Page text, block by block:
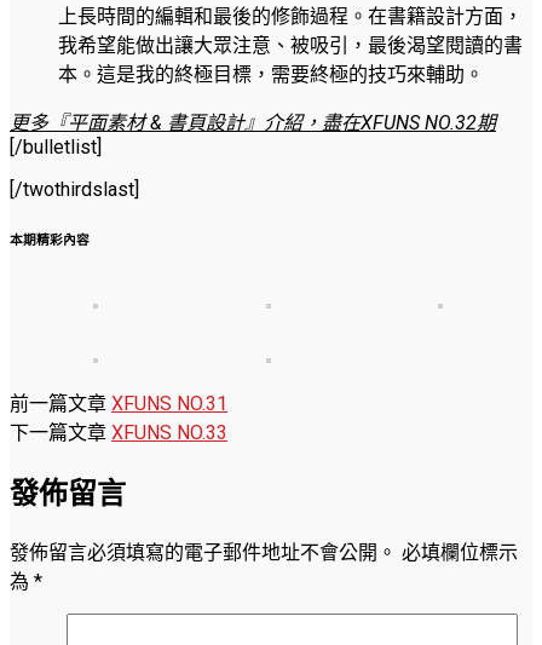
上長時間的編輯和最後的修飾過程。在書籍設計方面，
我希望能做出讓大眾注意、被吸引，最後渴望閱讀的書
本。這是我的終極目標，需要終極的技巧來輔助。
更多『平面素材 & 書頁設計』介紹，盡在XFUNS NO.32期
[/bulletlist]
[/twothirdslast]
本期精彩內容
前一篇文章 XFUNS NO.31
下一篇文章 XFUNS NO.33
發佈留言
發佈留言必須填寫的電子郵件地址不會公開。 必填欄位標示
為 *